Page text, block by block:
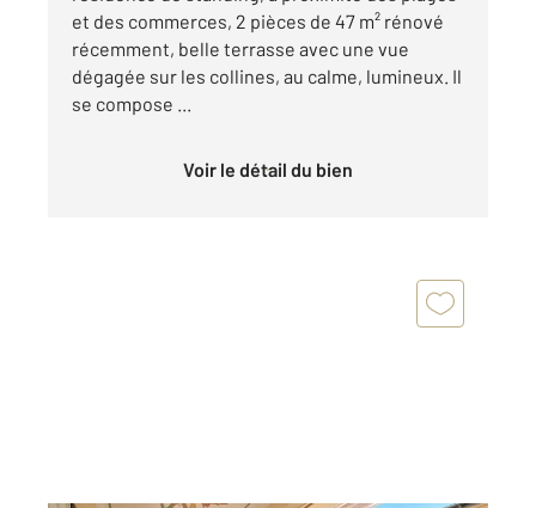
et des commerces, 2 pièces de 47 m² rénové
récemment, belle terrasse avec une vue
dégagée sur les collines, au calme, lumineux. Il
se compose ...
Voir le détail du bien